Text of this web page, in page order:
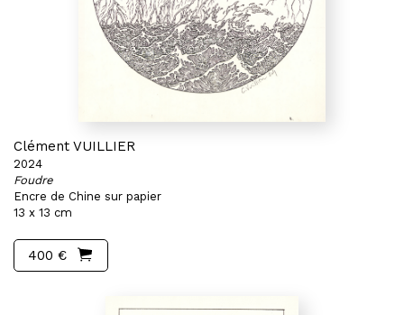
Clément VUILLIER
2024
Foudre
Encre de Chine sur papier
13 x 13 cm
400 €